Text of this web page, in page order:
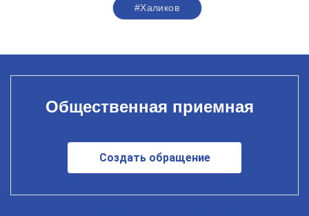
#Халиков
Общественная приемная
Создать обращение